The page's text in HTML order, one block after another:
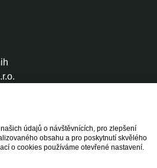
údajů o návštěvnících, pro zlepšení
obsahu a pro poskytnutí skvělého
o cookies používáme otevřené nastavení.